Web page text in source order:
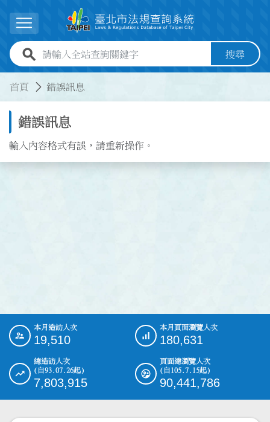
展開選單
全站查詢關鍵字欄位 搜尋
首頁 錯誤訊息
錯誤訊息
輸入內容格式有誤，請重新操作。
::: 本月造訪人次
19,510
本月頁面瀏覽人次
180,631
總造訪人次
(自93.07.26起)
7,803,915
頁面總瀏覽人次
(自105.7.15起)
90,441,786